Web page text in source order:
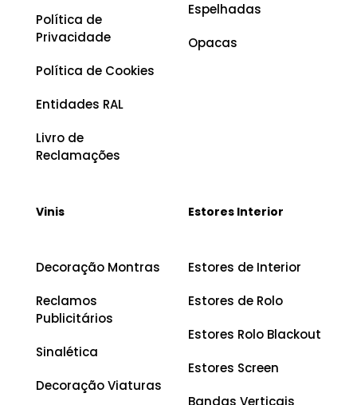
Política de
Privacidade
Política de Cookies
Entidades RAL
Livro de
Reclamações
Espelhadas
Opacas
Vinis
Decoração Montras
Reclamos
Publicitários
Sinalética
Decoração Viaturas
Estores Interior
Estores de Interior
Estores de Rolo
Estores Rolo Blackout
Estores Screen
Bandas Verticais